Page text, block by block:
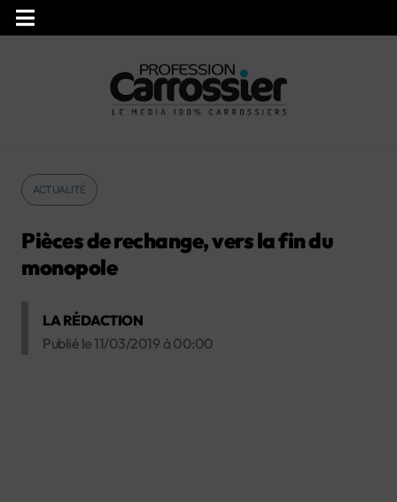
ACTUALITÉ
Pièces de rechange, vers la fin du
monopole
LA RÉDACTION
Publié le 11/03/2019 à 00:00